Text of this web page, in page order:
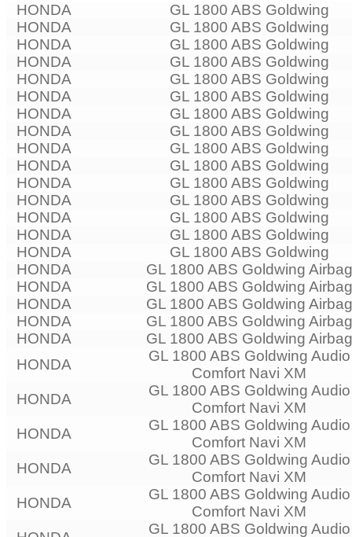
HONDA
GL 1800 ABS Goldwing
HONDA
GL 1800 ABS Goldwing
HONDA
GL 1800 ABS Goldwing
HONDA
GL 1800 ABS Goldwing
HONDA
GL 1800 ABS Goldwing
HONDA
GL 1800 ABS Goldwing
HONDA
GL 1800 ABS Goldwing
HONDA
GL 1800 ABS Goldwing
HONDA
GL 1800 ABS Goldwing
HONDA
GL 1800 ABS Goldwing
HONDA
GL 1800 ABS Goldwing
HONDA
GL 1800 ABS Goldwing
HONDA
GL 1800 ABS Goldwing
HONDA
GL 1800 ABS Goldwing
HONDA
GL 1800 ABS Goldwing
HONDA
GL 1800 ABS Goldwing Airbag
HONDA
GL 1800 ABS Goldwing Airbag
HONDA
GL 1800 ABS Goldwing Airbag
HONDA
GL 1800 ABS Goldwing Airbag
HONDA
GL 1800 ABS Goldwing Airbag
HONDA
GL 1800 ABS Goldwing Audio
Comfort Navi XM
HONDA
GL 1800 ABS Goldwing Audio
Comfort Navi XM
HONDA
GL 1800 ABS Goldwing Audio
Comfort Navi XM
HONDA
GL 1800 ABS Goldwing Audio
Comfort Navi XM
HONDA
GL 1800 ABS Goldwing Audio
Comfort Navi XM
GL 1800 ABS Goldwing Audio